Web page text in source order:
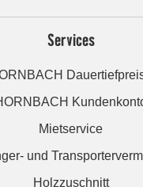
Services
Mietservice
und
Holzzuschnitt